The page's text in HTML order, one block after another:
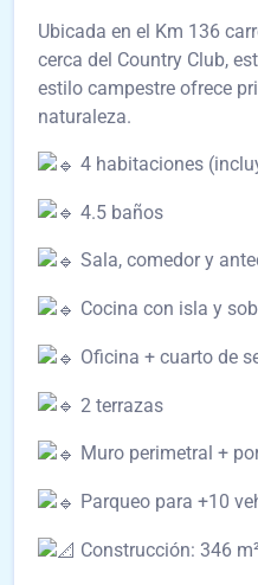
Ubicada en el Km 136
cerca del Country Club,
estilo campestre ofrece
naturaleza.
4 habitaciones
4.5 baños
Sala, comedor y
Cocina con isla y
Oficina + cuarto de
2 terrazas
Muro perimetral +
Parqueo para +10
Construcción: 346